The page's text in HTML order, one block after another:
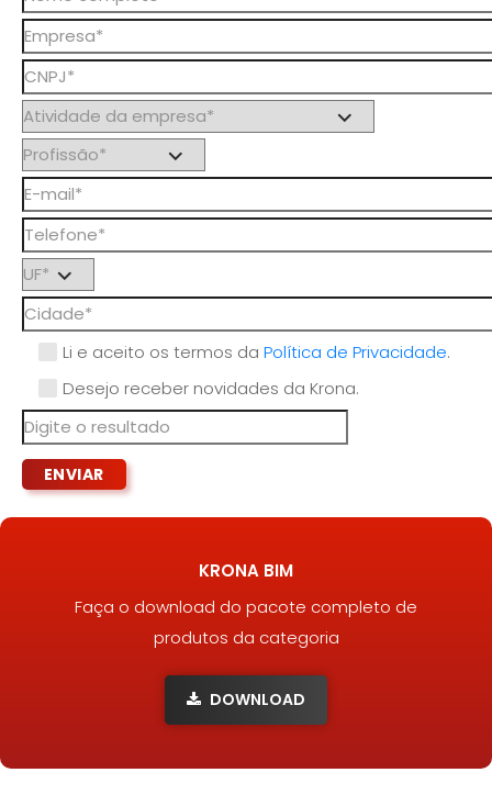
Li e aceito os termos da Política de Privacidade.
Desejo receber novidades da Krona.
KRONA BIM
Faça o download do pacote completo de
produtos da categoria
DOWNLOAD